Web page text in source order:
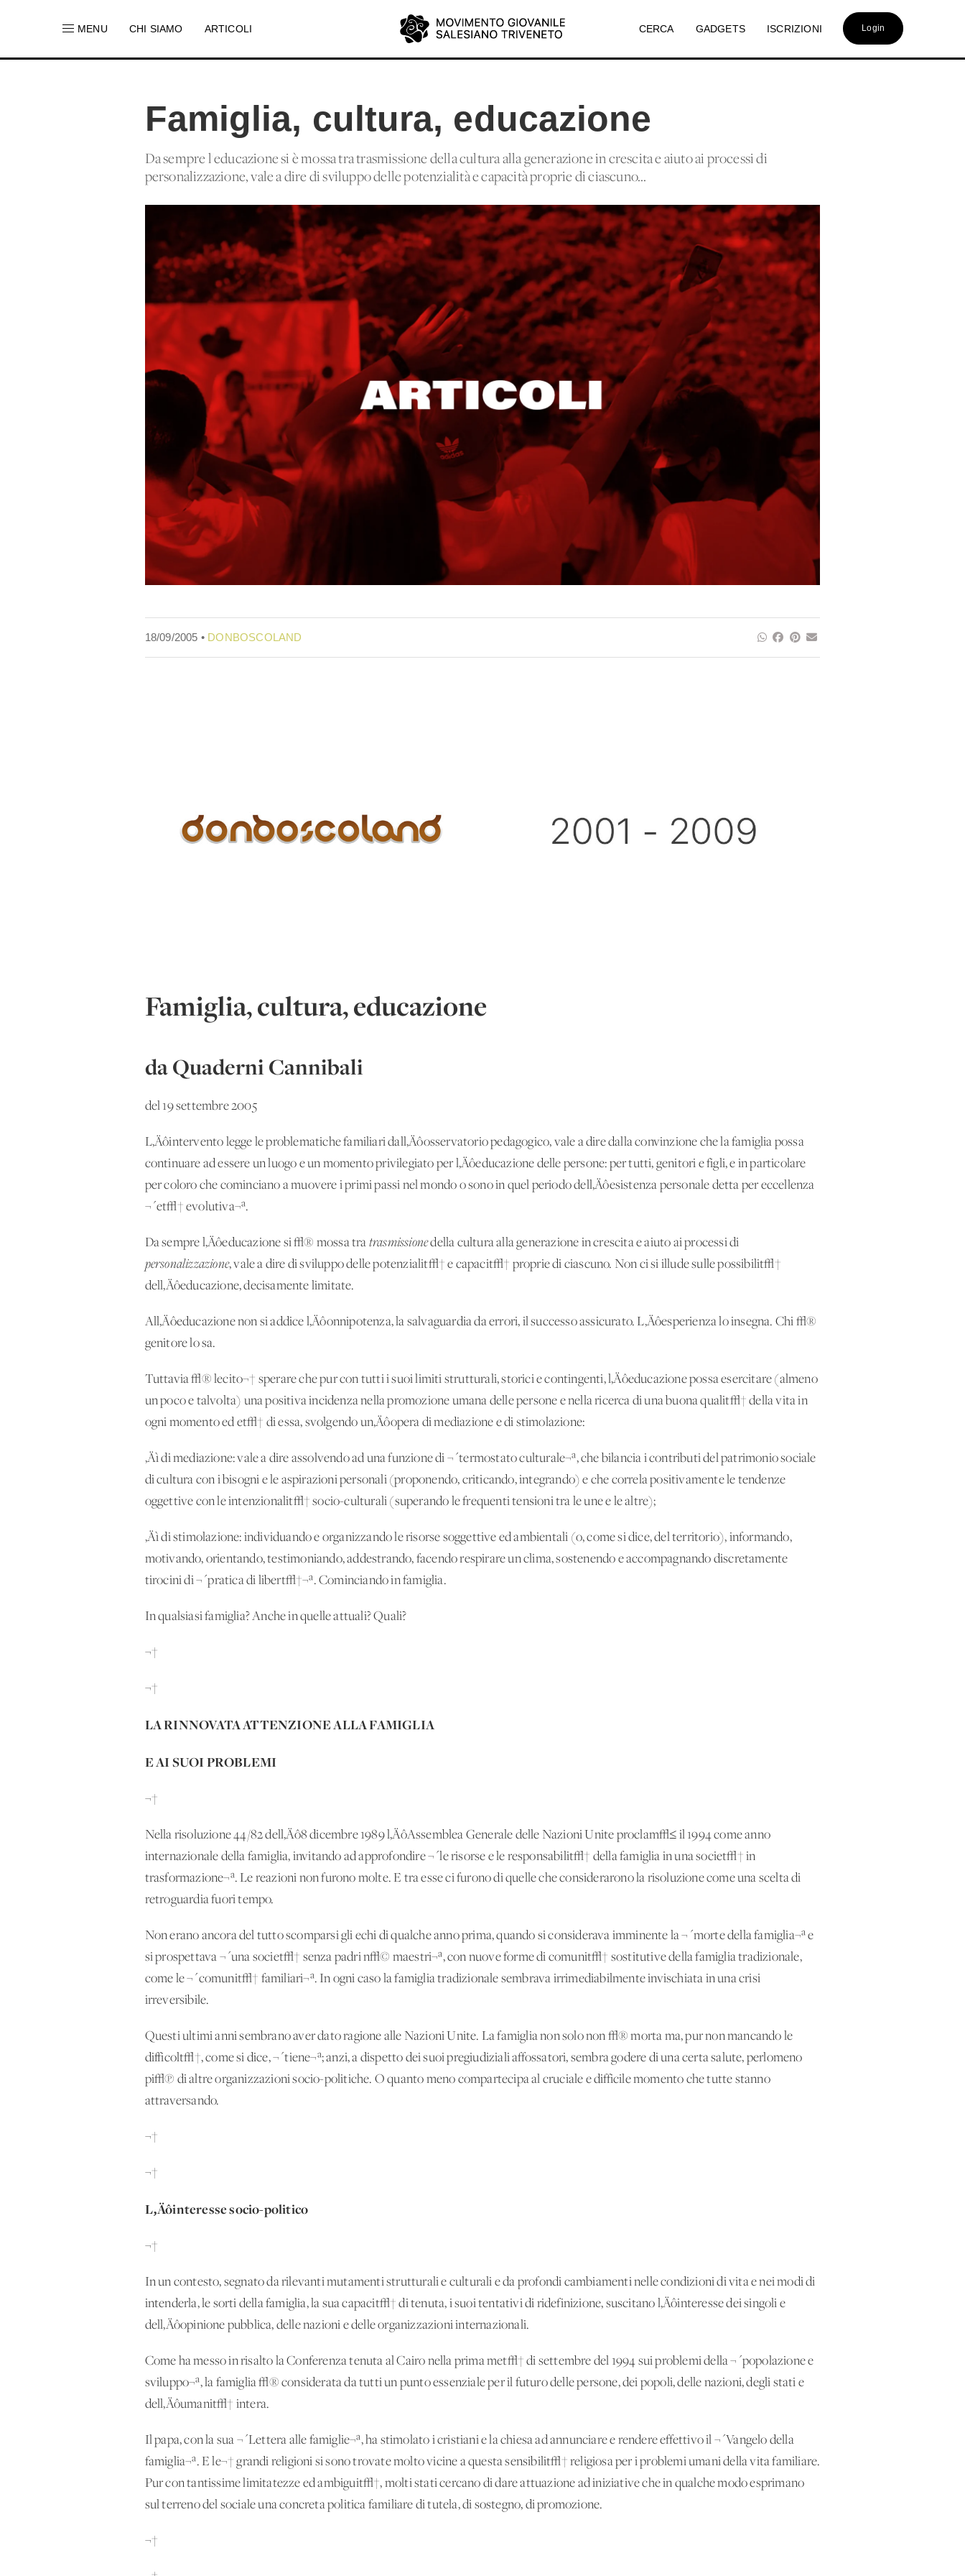
MENU CHI SIAMO ARTICOLI CERCA GADGETS ISCRIZIONI Login
Famiglia, cultura, educazione
Da sempre l'educazione si è mossa tra trasmissione della cultura alla generazione in crescita e aiuto ai processi di
personalizzazione, vale a dire di sviluppo delle potenzialità e capacità proprie di ciascuno...
18/09/2005 • DONBOSCOLAND
Famiglia, cultura, educazione
da Quaderni Cannibali
del 19 settembre 2005
L‚Äôintervento legge le problematiche familiari dall‚Äôosservatorio pedagogico, vale a dire dalla convinzione che la famiglia possa
continuare ad essere un luogo e un momento privilegiato per l‚Äôeducazione delle persone: per tutti, genitori e figli, e in particolare
per coloro che cominciano a muovere i primi passi nel mondo o sono in quel periodo dell‚Äôesistenza personale detta per eccellenza
¬´et√† evolutiva¬ª.
Da sempre l‚Äôeducazione si √® mossa tra trasmissionedella cultura alla generazione in crescita e aiuto ai processi di
personalizzazione, vale a dire di sviluppo delle potenzialit√† e capacit√† proprie di ciascuno. Non ci si illude sulle possibilit√†
dell‚Äôeducazione, decisamente limitate.
All‚Äôeducazione non si addice l‚Äôonnipotenza, la salvaguardia da errori, il successo assicurato. L‚Äôesperienza lo insegna. Chi √®
genitore lo sa.
Tuttavia √® lecito¬† sperare che pur con tutti i suoi limiti strutturali, storici e contingenti, l‚Äôeducazione possa esercitare (almeno
un poco e talvolta) una positiva incidenza nella promozione umana delle persone e nella ricerca di una buona qualit√† della vita in
ogni momento ed et√† di essa, svolgendo un‚Äôopera di mediazione e di stimolazione:
‚Äì di mediazione: vale a dire assolvendo ad una funzione di ¬´termostato culturale¬ª, che bilancia i contributi del patrimonio sociale
di cultura con i bisogni e le aspirazioni personali (proponendo, criticando, integrando) e che correla positivamente le tendenze
oggettive con le intenzionalit√† socio-culturali (superando le frequenti tensioni tra le une e le altre);
‚Äì di stimolazione: individuando e organizzando le risorse soggettive ed ambientali (o, come si dice, del territorio), informando,
motivando, orientando, testimoniando, addestrando, facendo respirare un clima, sostenendo e accompagnando discretamente
tirocini di ¬´pratica di libert√†¬ª. Cominciando in famiglia.
In qualsiasi famiglia? Anche in quelle attuali? Quali?
¬†
¬†
LA RINNOVATA ATTENZIONEALLA FAMIGLIA
E AI SUOI PROBLEMI
¬†
Nella risoluzione 44/82 dell‚Äô8 dicembre 1989 l‚ÄôAssemblea Generale delle Nazioni Unite proclam√≤ il 1994 come anno
internazionale della famiglia, invitando ad approfondire ¬´le risorse e le responsabilit√† della famiglia in una societ√† in
trasformazione¬ª. Le reazioni non furono molte. E tra esse ci furono di quelle che considerarono la risoluzione come una scelta di
retroguardia fuori tempo.
Non erano ancora del tutto scomparsi gli echi di qualche anno prima, quando si considerava imminente la ¬´morte della famiglia¬ª e
si prospettava ¬´una societ√† senza padri n√© maestri¬ª, con nuove forme di comunit√† sostitutive della famiglia tradizionale,
come le ¬´comunit√† familiari¬ª. In ogni caso la famiglia tradizionale sembrava irrimediabilmente invischiata in una crisi
irreversibile.
Questi ultimi anni sembrano aver dato ragione alle Nazioni Unite. La famiglia non solo non √® morta ma, pur non mancando le
difficolt√†, come si dice, ¬´tiene¬ª; anzi, a dispetto dei suoi pregiudiziali affossatori, sembra godere di una certa salute, perlomeno
pi√π di altre organizzazioni socio-politiche. O quanto meno compartecipa al cruciale e difficile momento che tutte stanno
attraversando.
¬†
¬†
L‚Äôinteresse socio-politico
¬†
In un contesto, segnato da rilevanti mutamenti strutturali e culturali e da profondi cambiamenti nelle condizioni di vita e nei modi di
intenderla, le sorti della famiglia, la sua capacit√† di tenuta, i suoi tentativi di ridefinizione, suscitano l‚Äôinteresse dei singoli e
dell‚Äôopinione pubblica, delle nazioni e delle organizzazioni internazionali.
Come ha messo in risalto la Conferenza tenuta al Cairo nella prima met√† di settembre del 1994 sui problemi della ¬´popolazione e
sviluppo¬ª, la famiglia √® considerata da tutti un punto essenziale per il futuro delle persone, dei popoli, delle nazioni, degli stati e
dell‚Äôumanit√† intera.
Il papa, con la sua ¬´Lettera alle famiglie¬ª, ha stimolato i cristiani e la chiesa ad annunciare e rendere effettivo il ¬´Vangelo della
famiglia¬ª. E le¬† grandi religioni si sono trovate molto vicine a questa sensibilit√† religiosa per i problemi umani della vita familiare.
Pur con tantissime limitatezze ed ambiguit√†, molti stati cercano di dare attuazione ad iniziative che in qualche modo esprimano
sul terreno del sociale una concreta politica familiare di tutela, di sostegno, di promozione.
¬†